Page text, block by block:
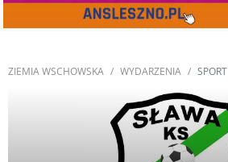
ZIEMIA WSCHOWSKA WYDARZENIA SPORT